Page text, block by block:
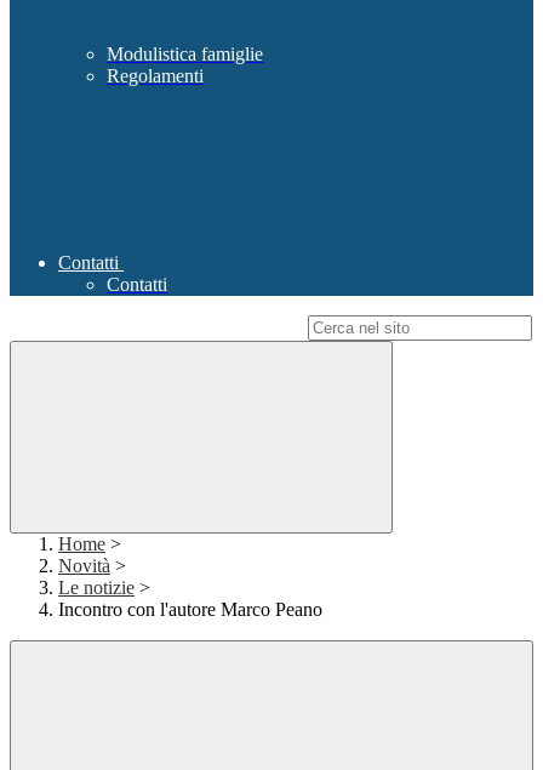
Modulistica famiglie
Regolamenti
Contatti
Contatti
Home >
Novità >
Le notizie >
Incontro con l'autore Marco Peano